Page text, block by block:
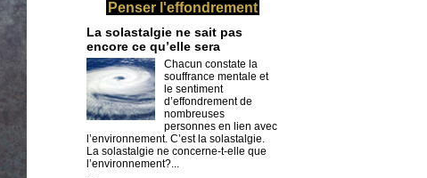
Penser l'effondrement
La solastalgie ne sait pas
encore ce qu’elle sera
Chacun constate la
souffrance mentale et
le sentiment
d’effondrement de
nombreuses
personnes en lien avec
l’environnement. C’est la solastalgie.
La solastalgie ne concerne-t-elle que
l’environnement?...